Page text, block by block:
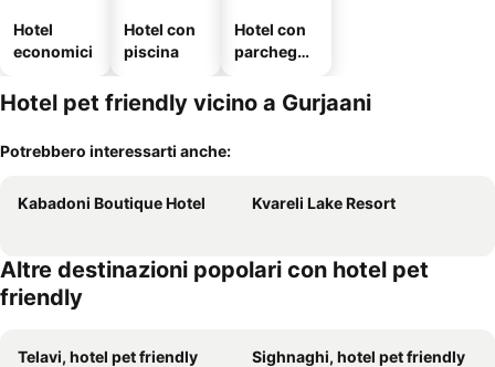
Hotel
economici
Hotel con
piscina
Hotel con
parcheggi
Hotel pet friendly vicino a Gurjaani
Potrebbero interessarti anche:
Kabadoni Boutique Hotel Kvareli Lake Resort
Altre destinazioni popolari con hotel pet
friendly
Telavi, hotel pet friendly
Sighnaghi, hotel pet friendly